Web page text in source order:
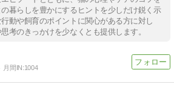
暮らしを豊かにするヒントを少しだけ鋭く示
動や飼育のポイントに関心がある方に対し
考のきっかけを少なくとも提供します。
月間IN:1004